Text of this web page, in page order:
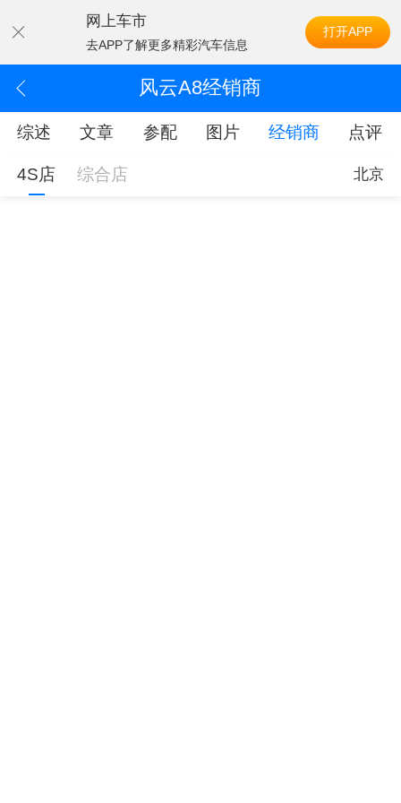
网上车市
去APP了解更多精彩汽车信息
打开APP
风云A8经销商
综述 文章 参配 图片 经销商 点评
4S店 综合店 北京